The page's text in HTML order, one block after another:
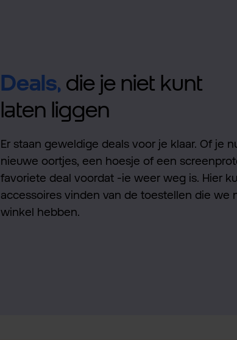
Deals, die je niet kunt
laten liggen
Er staan geweldige deals voor je klaar. Of je
nieuwe oortjes, een hoesje of een
favoriete deal voordat -ie weer weg is. Hier
accessoires vinden van de toestellen die we
winkel hebben.